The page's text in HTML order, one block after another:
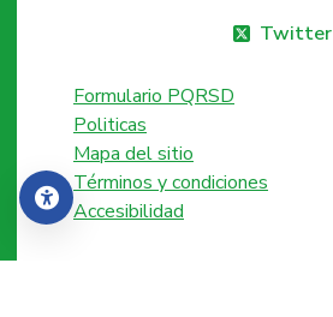
Accesibilidad
Twitter
Formulario PQRSD
Politicas
Mapa del sitio
Términos y condiciones
Accesibilidad